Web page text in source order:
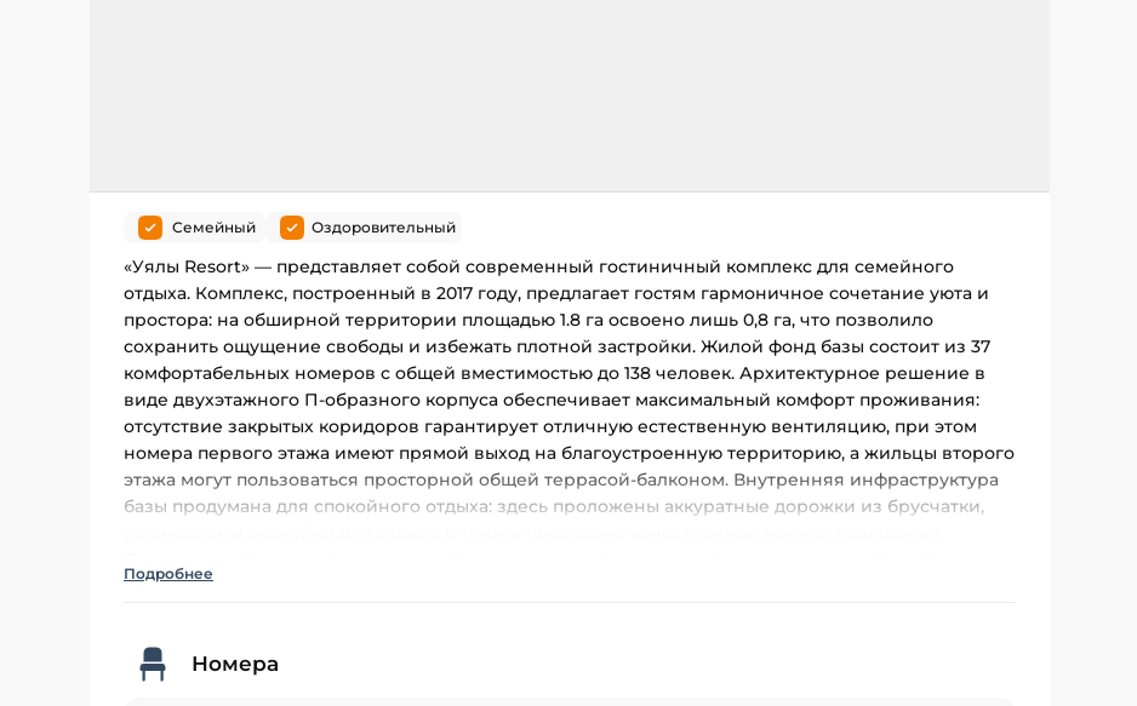
Семейный Оздоровительный
«Уялы Resort» — представляет собой современный гостиничный комплекс для семейного
отдыха. Комплекс, построенный в 2017 году, предлагает гостям гармоничное сочетание уюта и
простора: на обширной территории площадью 1.8 га освоено лишь 0,8 га, что позволило
сохранить ощущение свободы и избежать плотной застройки. Жилой фонд базы состоит из 37
комфортабельных номеров с общей вместимостью до 138 человек. Архитектурное решение в
виде двухэтажного П-образного корпуса обеспечивает максимальный комфорт проживания:
отсутствие закрытых коридоров гарантирует отличную естественную вентиляцию, при этом
номера первого этажа имеют прямой выход на благоустроенную территорию, а жильцы второго
этажа могут пользоваться просторной общей террасой-балконом. Внутренняя инфраструктура
базы продумана для спокойного отдыха: здесь проложены аккуратные дорожки из брусчатки,
идеальным местом для тех, кто ищет качественный сервис и приватную атмосферу на
Подробнее
Номера